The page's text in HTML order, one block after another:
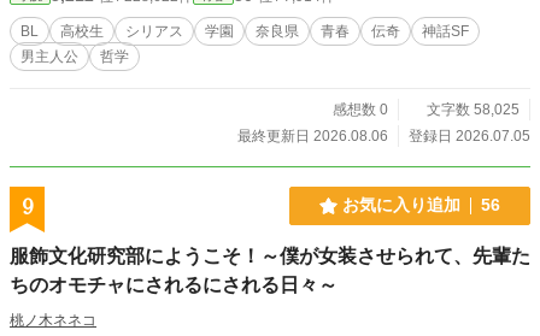
ル】第二部。 傷つきながらも誰かと生きようとする人々の物
語。
BL 高校生 シリアス 学園 奈良県 青春 伝奇
神話SF
男主人公
哲学
感想数 0
文字数 58,025
最終更新日 2026.08.06
登録日 2026.07.05
9 お気に入り追加 56
服飾文化研究部にようこそ！～僕が女装させられて、先輩た
ちのオモチャにされるにされる日々～
桃ノ木ネネコ